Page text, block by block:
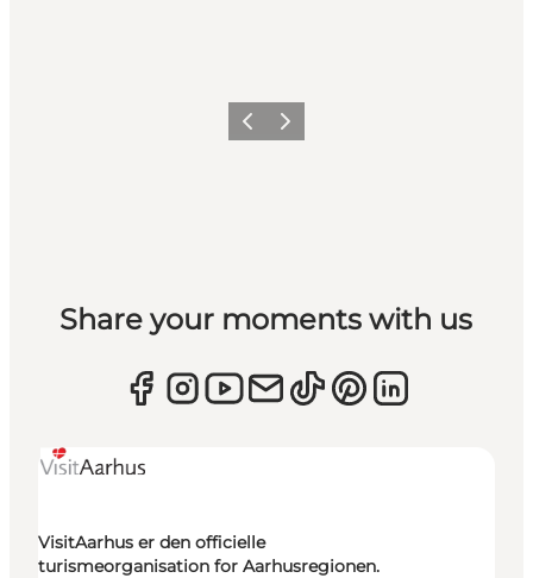
ForrigeNæste
Share your moments with us
VisitAarhus er den officielle
turismeorganisation for Aarhusregionen.